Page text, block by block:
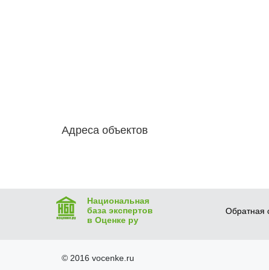
Адреса объектов
Национальная
база экспертов
в Оценке ру
Обратная
© 2016 vocenke.ru